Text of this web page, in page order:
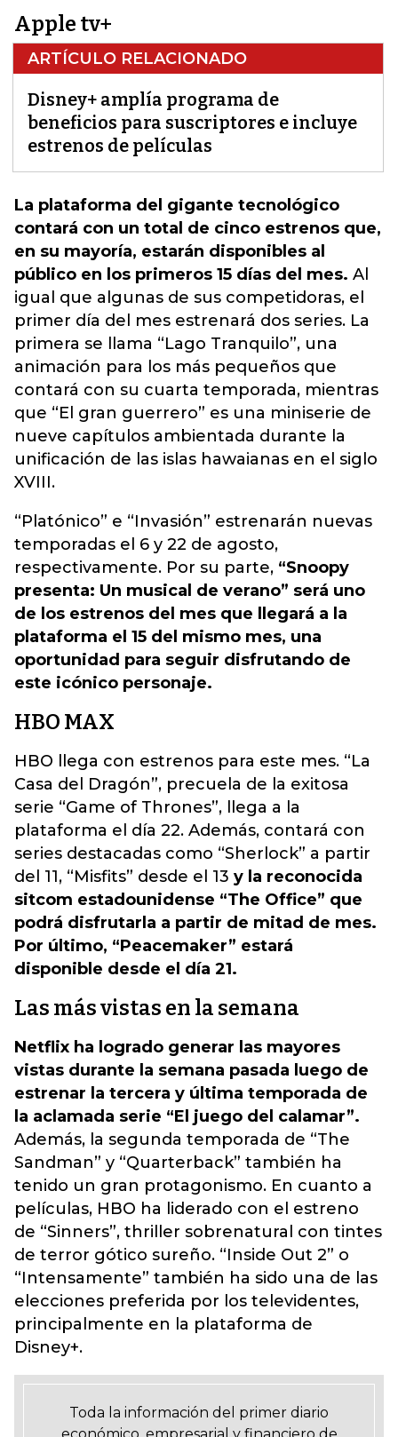
Apple tv+
ARTÍCULO RELACIONADO
Disney+ amplía programa de
beneficios para suscriptores e incluye
estrenos de películas
La plataforma del gigante tecnológico
contará con un total de cinco estrenos que,
en su mayoría, estarán disponibles al
público en los primeros 15 días del mes. Al
igual que algunas de sus competidoras, el
primer día del mes estrenará dos series. La
primera se llama “Lago Tranquilo”, una
animación para los más pequeños que
contará con su cuarta temporada, mientras
que “El gran guerrero” es una miniserie de
nueve capítulos ambientada durante la
unificación de las islas hawaianas en el siglo
XVIII.
“Platónico” e “Invasión” estrenarán nuevas
temporadas el 6 y 22 de agosto,
respectivamente. Por su parte, “Snoopy
presenta: Un musical de verano” será uno
de los estrenos del mes que llegará a la
plataforma el 15 del mismo mes, una
oportunidad para seguir disfrutando de
este icónico personaje.
HBO MAX
HBO llega con estrenos para este mes. “La
Casa del Dragón”, precuela de la exitosa
serie “Game of Thrones”, llega a la
plataforma el día 22. Además, contará con
series destacadas como “Sherlock” a partir
del 11, “Misfits” desde el 13 y la reconocida
sitcom estadounidense “The Office” que
podrá disfrutarla a partir de mitad de mes.
Por último, “Peacemaker” estará
disponible desde el día 21.
Las más vistas en la semana
Netflix ha logrado generar las mayores
vistas durante la semana pasada luego de
estrenar la tercera y última temporada de
la aclamada serie “El juego del calamar”.
Además, la segunda temporada de “The
Sandman” y “Quarterback” también ha
tenido un gran protagonismo. En cuanto a
películas, HBO ha liderado con el estreno
de “Sinners”, thriller sobrenatural con tintes
de terror gótico sureño. “Inside Out 2” o
“Intensamente” también ha sido una de las
elecciones preferida por los televidentes,
principalmente en la plataforma de
Disney+.
Toda la información del primer diario